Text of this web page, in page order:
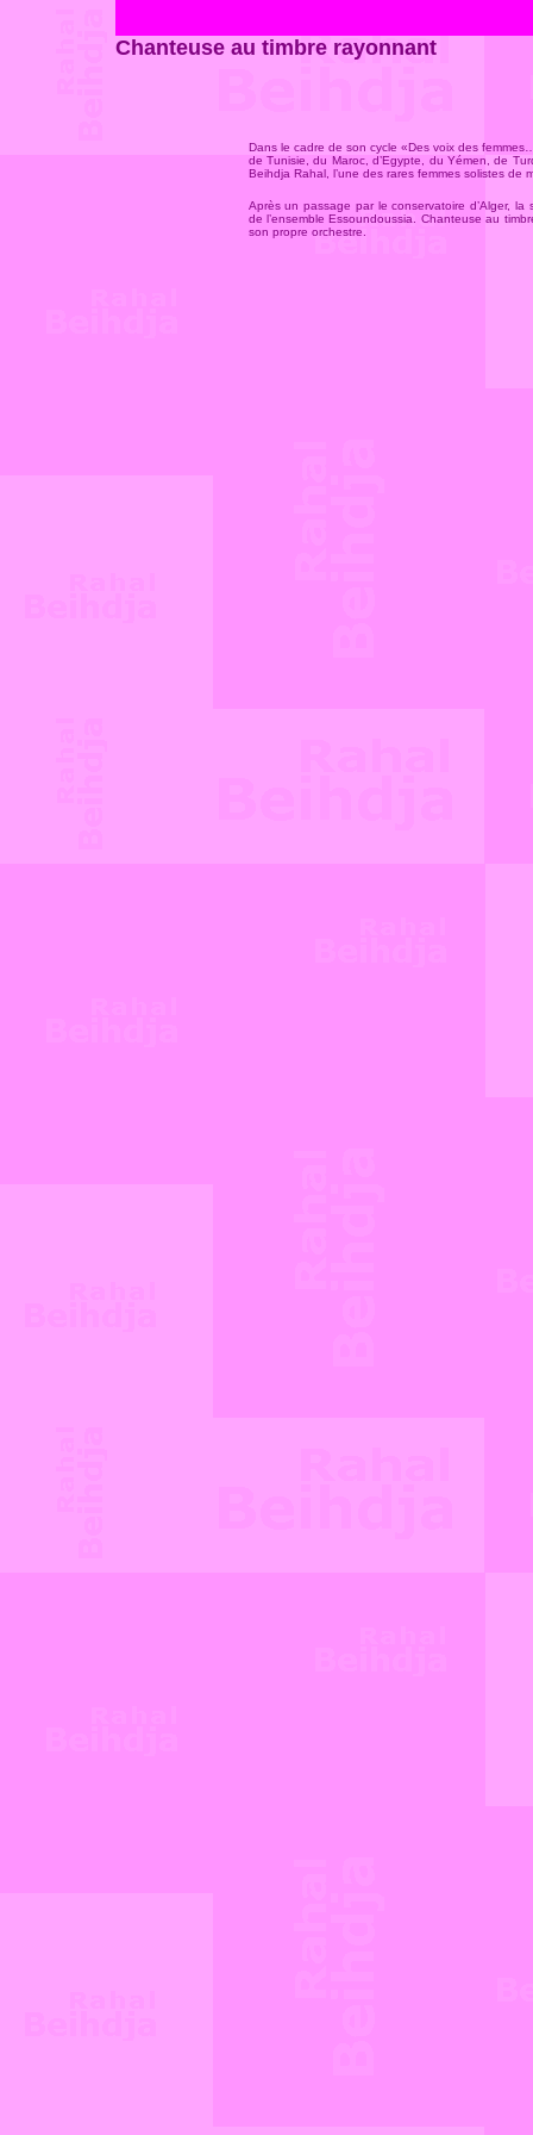
Chanteuse au timbre rayonnant
Dans le cadre de son cycle «Des voix des
de Tunisie, du Maroc, d’Egypte, du Yémen, de
Beihdja Rahal, l’une des rares femmes solistes de
Après un passage par le conservatoire d’Alger,
de l’ensemble Essoundoussia. Chanteuse au
son propre orchestre